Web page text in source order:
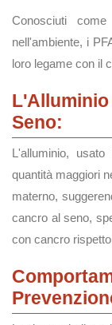
Conosciuti
nell'ambiente, i
loro legame con il
Seno:
L'alluminio,
quantità maggiori
materno,
cancro al seno,
con cancro